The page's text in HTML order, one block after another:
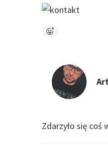
Zdarzyło się coś